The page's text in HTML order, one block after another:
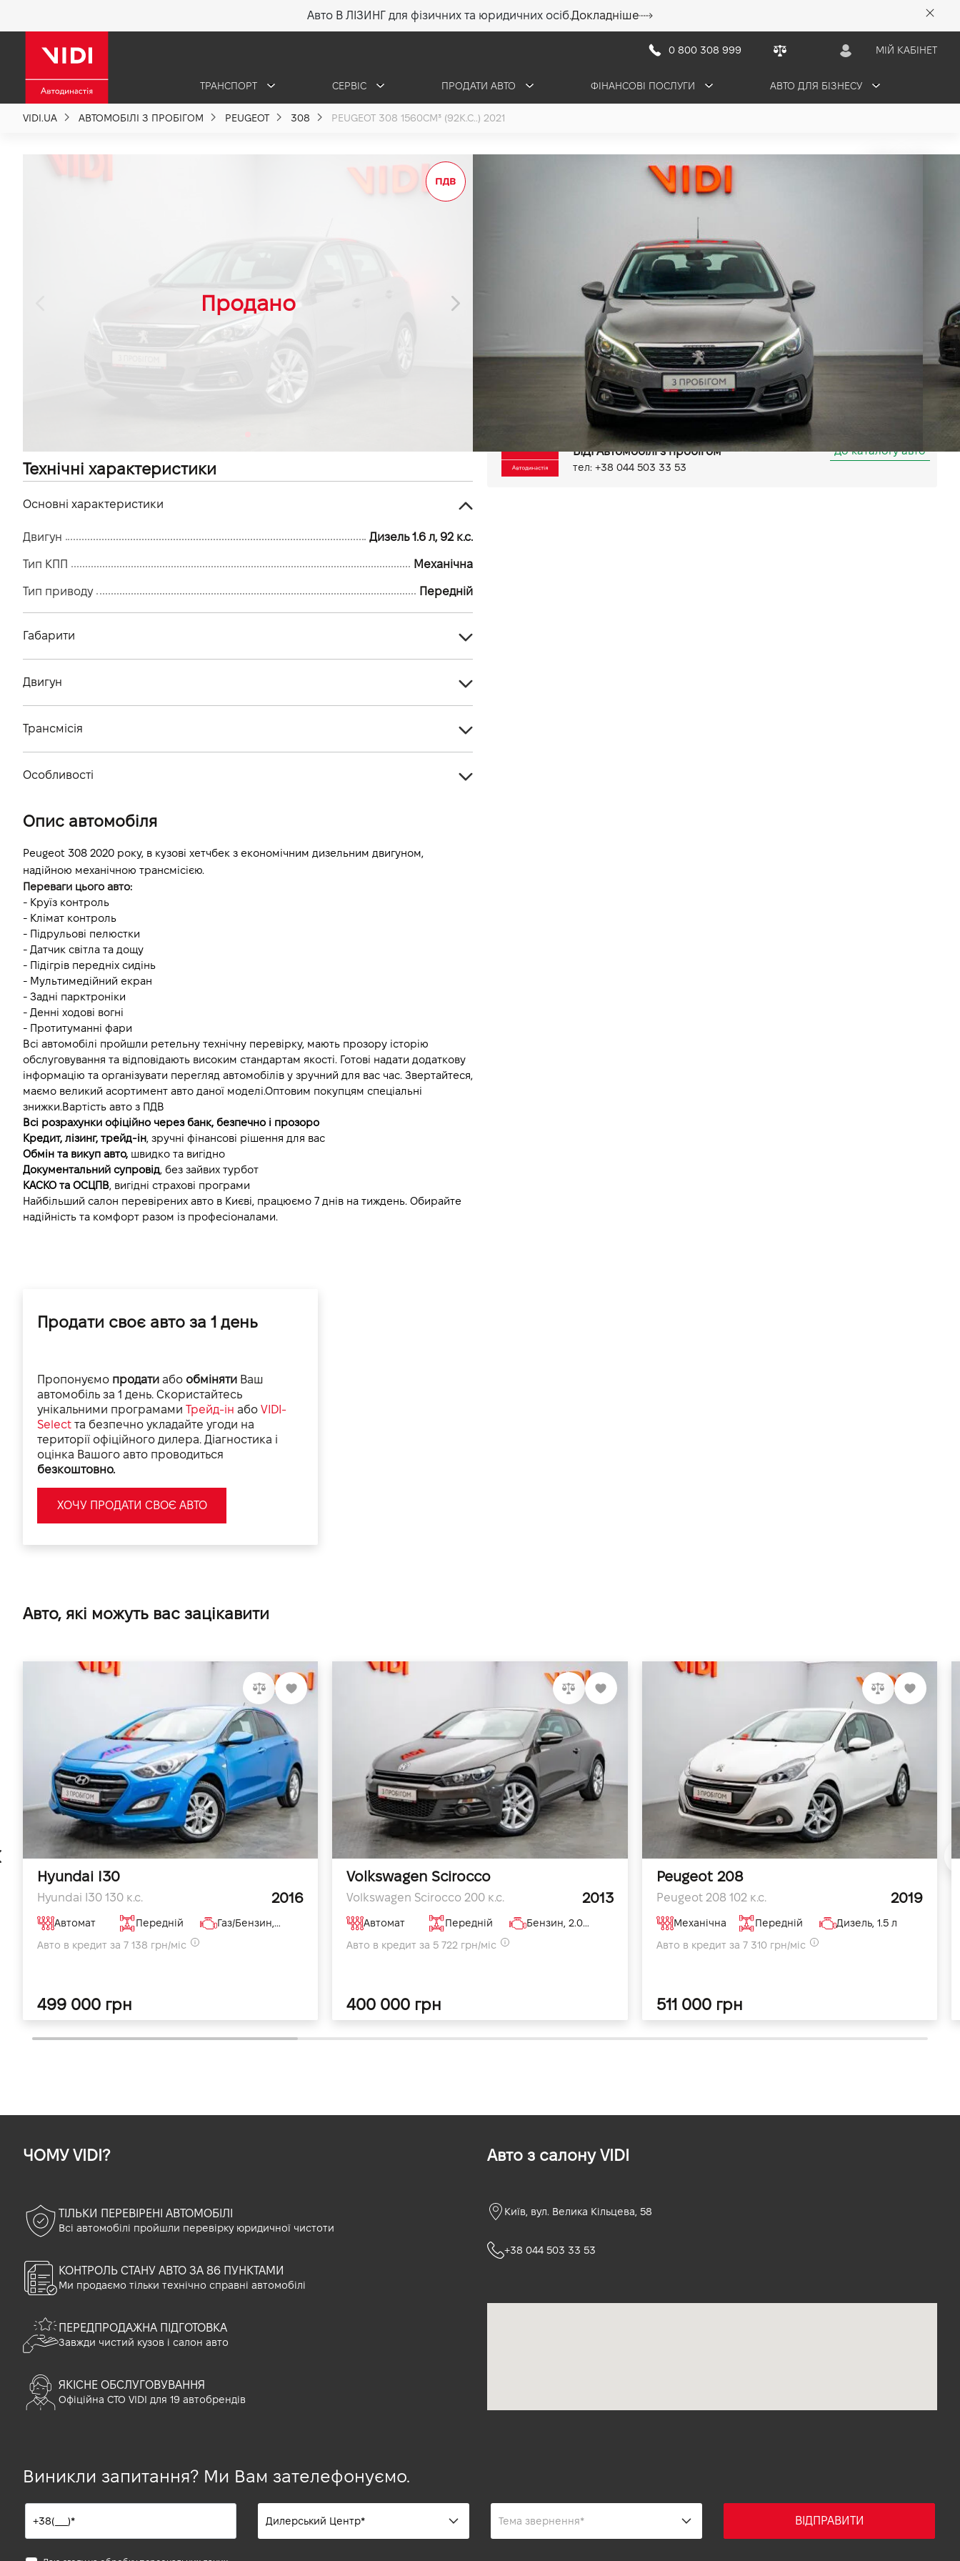
Авто В ЛІЗИНГ для фізичних та юридичних осіб.Докладніше
0 800 308 999 МІЙ КАБІНЕТ
ТРАНСПОРТ СЕРВІС ПРОДАТИ АВТО ФІНАНСОВІ ПОСЛУГИ АВТО ДЛЯ БІЗНЕСУ
VIDI.UA АВТОМОБІЛІ З ПРОБІГОМ PEUGEOT 308 PEUGEOT 308 1560СМ³ (92К.С..) 2021
6 652 грн/міс
ПРОДАНО
Дизель, 1.6 л
Антиблокувальна система (ABS)
Антипробуксовочна система (ASR)
Імобілайзер
Система кріплення IsoFix
Система стабілізації (ESP)
Центральний замок
Бортовий комп'ютер
Круїз контроль
Підігрів дзеркал
AUX
Мультимедіа система з LCD-екраном
Датчик світла
Парктронік задній
Київ, вул. Велика Кільцева, 58
ВІДІ Автомобілі з пробігом
тел: +38 044 503 33 53
До каталогу авто
Технічні характеристики
Основні характеристики
Двигун Дизель 1.6 л, 92 к.с.
Тип КПП Механічна
Тип приводу Передній
Габарити
Кiлькiсть мiсць, шт
Двигун
Потужність двигуна (к.с.)
Динаміка розгону 0-100 км/г
Трансмісія
Особливості
Опис автомобіля
Peugeot 308 2020 року, в кузові хетчбек з економічним дизельним двигуном,
надійною механічною трансмісією.
Переваги цього авто:
- Круїз контроль
- Клімат контроль
- Підрульові пелюстки
- Датчик світла та дощу
- Підігрів передніх сидінь
- Мультимедійний екран
- Задні парктроніки
- Денні ходові вогні
- Протитуманні фари
Всі автомобілі пройшли ретельну технічну перевірку, мають прозору історію
обслуговування та відповідають високим стандартам якості. Готові надати додаткову
інформацію та організувати перегляд автомобілів у зручний для вас час. Звертайтеся,
маємо великий асортимент авто даної моделі.Оптовим покупцям спеціальні
знижки.Вартість авто з ПДВ
Всі розрахунки офіційно через банк, безпечно і прозоро
Кредит, лізинг, трейд-ін, зручні фінансові рішення для вас
Обмін та викуп авто, швидко та вигідно
Документальний супровід, без зайвих турбот
КАСКО та ОСЦПВ, вигідні страхові програми
Найбільший салон перевірених авто в Києві, працюємо 7 днів на тиждень. Обирайте
надійність та комфорт разом із професіоналами.
Продати своє авто за 1 день
Пропонуємо продати або обміняти Ваш
автомобіль за 1 день. Скористайтесь
унікальними програмами Трейд-ін або VIDI-
Select та безпечно укладайте угоди на
території офіційного дилера. Діагностика і
оцінка Вашого авто проводиться
безкоштовно.
ХОЧУ ПРОДАТИ СВОЄ АВТО
Авто, які можуть вас зацікавити
Hyundai I30
Hyundai I30 130 к.с. 2016
Автомат Передній
Газ/Бензин, 1.6 л
Авто в кредит за 7 138 грн/міс
499 000 грн
Volkswagen Scirocco
Volkswagen Scirocco 200 к.с. 2013
Автомат Передній
Бензин, 2.0 л
Авто в кредит за 5 722 грн/міс
400 000 грн
Peugeot 208
Peugeot 208 102 к.с. 2019
Механічна Передній
Дизель, 1.5 л
Авто в кредит за 7 310 грн/міс
511 000 грн
ЧОМУ VIDI?
ТІЛЬКИ ПЕРЕВІРЕНІ АВТОМОБІЛІ
Всі автомобілі пройшли перевірку юридичної чистоти
КОНТРОЛЬ СТАНУ АВТО ЗА 86 ПУНКТАМИ
Ми продаємо тільки технічно справні автомобілі
ПЕРЕДПРОДАЖНА ПІДГОТОВКА
Завжди чистий кузов і салон авто
ЯКІСНЕ ОБСЛУГОВУВАННЯ
Офіційна СТО VIDI для 19 автобрендів
Авто з салону VIDI
Київ, вул. Велика Кільцева, 58
+38 044 503 33 53
Виникли запитання? Ми Вам зателефонуємо.
ВІДПРАВИТИ
Про компанію
VIDI Кар'єра